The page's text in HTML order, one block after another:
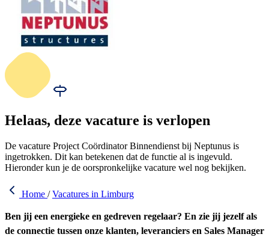
Helaas, deze vacature is verlopen
De vacature Project Coördinator Binnendienst bij Neptunus is
ingetrokken. Dit kan betekenen dat de functie al is ingevuld.
Hieronder kun je de oorspronkelijke vacature wel nog bekijken.
Home / Vacatures in Limburg
Ben jij een energieke en gedreven regelaar? En zie jij jezelf als
de connectie tussen onze klanten, leveranciers en Sales Manager